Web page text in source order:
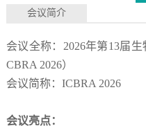
会议简介
会议全称：2026年第13届
CBRA 2026）
会议简称：ICBRA 2026
会议亮点：